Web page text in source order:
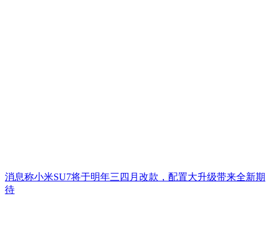
消息称小米SU7将于明年三四月改款，配置大升级带来全新期
待